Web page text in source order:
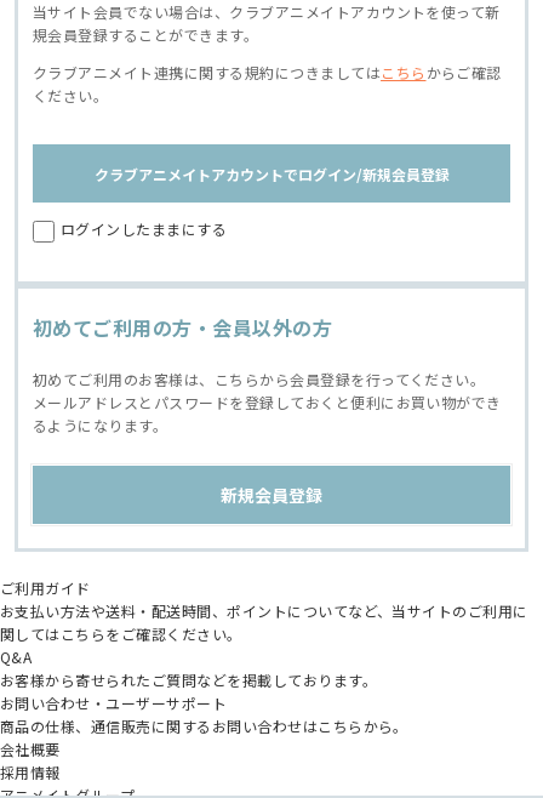
当サイト会員でない場合は、クラブアニメイトアカウントを使って新
規会員登録することができます。
クラブアニメイト連携に関する規約につきましてはこちら からご確認
ください。
クラブアニメイトアカウントでログイン/新規会員登録
ログインしたままにする
初めてご利用の方・会員以外の方
初めてご利用のお客様は、こちらから会員登録を行ってください。
メールアドレスとパスワードを登録しておくと便利にお買い物ができ
るようになります。
ご利用ガイド
お支払い方法や送料・配送時間、ポイントについてなど、当サイトのご利用に
関してはこちらをご確認ください。
Q&A
お客様から寄せられたご質問などを掲載しております。
お問い合わせ・ユーザーサポート
商品の仕様、通信販売に関するお問い合わせはこちらから。
会社概要
採用情報